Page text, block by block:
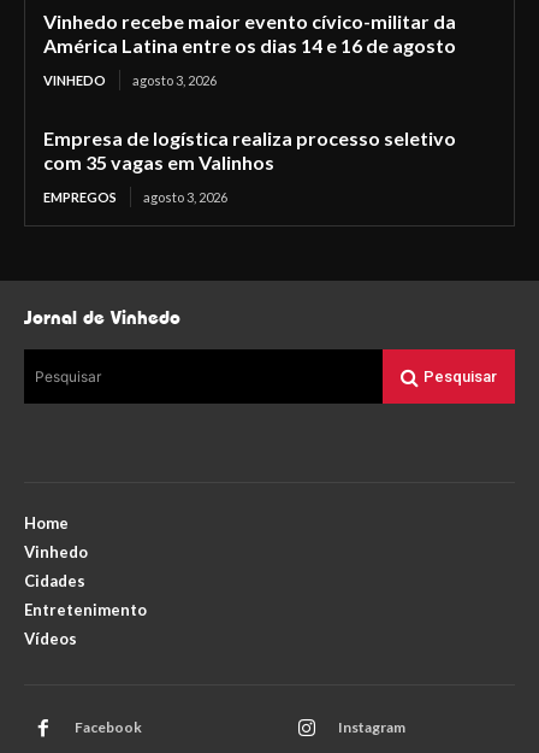
Vinhedo recebe maior evento cívico-militar da
América Latina entre os dias 14 e 16 de agosto
VINHEDO agosto 3, 2026
Empresa de logística realiza processo seletivo
com 35 vagas em Valinhos
EMPREGOS agosto 3, 2026
Jornal de Vinhedo
Pesquisar Pesquisar
Home
Vinhedo
Cidades
Entretenimento
Vídeos
Facebook Instagram